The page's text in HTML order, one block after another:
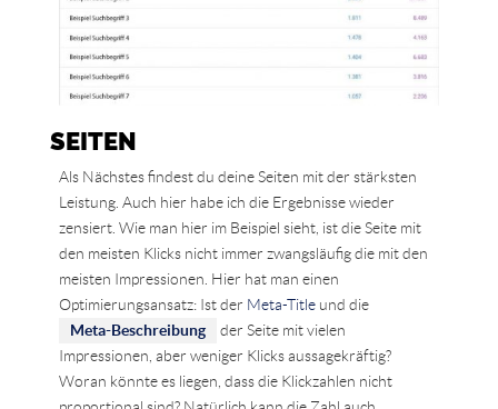
SEITEN
Als Nächstes findest du deine Seiten mit der stärksten
Leistung. Auch hier habe ich die Ergebnisse wieder
zensiert. Wie man hier im Beispiel sieht, ist die Seite mit
den meisten Klicks nicht immer zwangsläufig die mit den
meisten Impressionen. Hier hat man einen
Optimierungsansatz: Ist der Meta-Titleund die
Meta-Beschreibung
der Seite mit vielen
Impressionen, aber weniger Klicks aussagekräftig?
Woran könnte es liegen, dass die Klickzahlen nicht